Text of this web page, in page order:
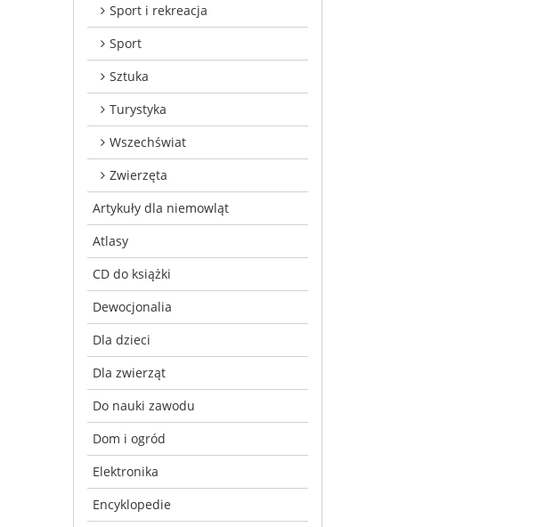
Sport i rekreacja
Sport
Sztuka
Turystyka
Wszechświat
Zwierzęta
Artykuły dla niemowląt
Atlasy
CD do książki
Dewocjonalia
Dla dzieci
Dla zwierząt
Do nauki zawodu
Dom i ogród
Elektronika
Encyklopedie